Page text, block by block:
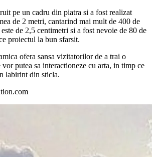
pe un cadru din piatra si a fost realizat
de 2 metri, cantarind mai mult de 400 de
de 2,5 centimetri si a fost nevoie de 80 de
proiectul la bun sfarsit.
ofera sansa vizitatorilor de a trai o
putea sa interactioneze cu arta, in timp ce
labirint din sticla.